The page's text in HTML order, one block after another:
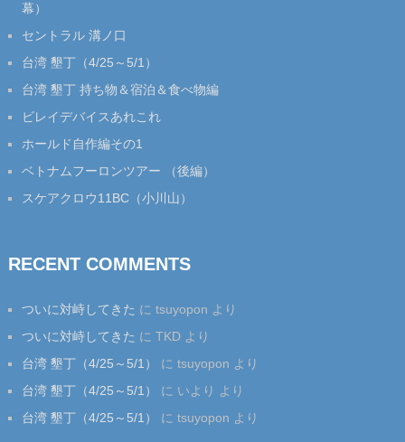
幕）
セントラル 溝ノ口
台湾 墾丁（4/25～5/1）
台湾 墾丁 持ち物＆宿泊＆食べ物編
ビレイデバイスあれこれ
ホールド自作編その1
ベトナムフーロンツアー （後編）
スケアクロウ11BC（小川山）
RECENT COMMENTS
ついに対峙してきた に tsuyopon より
ついに対峙してきた に TKDより
台湾 墾丁（4/25～5/1）
に tsuyopon より
台湾 墾丁（4/25～5/1）
に いより より
台湾 墾丁（4/25～5/1）
に tsuyopon より